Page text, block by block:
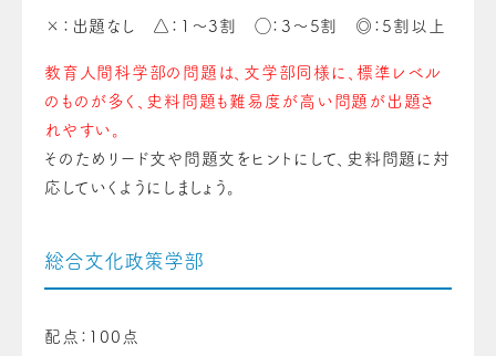
×：出題なし △：1〜3割 ◯：3〜5割 ◎：5割以上
教育人間科学部の問題は、文学部同様に、標準レベル
のものが多く、史料問題も難易度が高い問題が出題さ
れやすい。
そのためリード文や問題文をヒントにして、史料問題に対
応していくようにしましょう。
総合文化政策学部
配点：100点